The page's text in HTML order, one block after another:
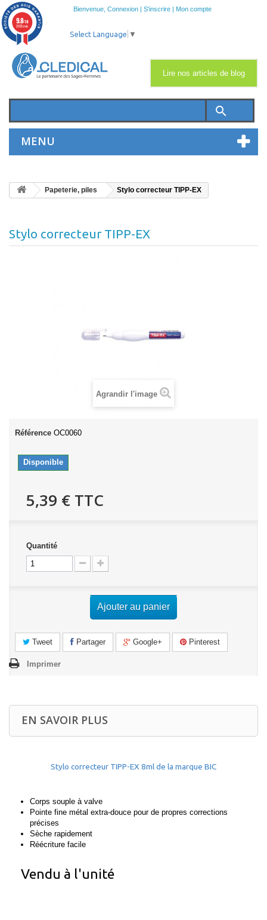
Bienvenue, Connexion | S'inscrire | Mon compte
search
MENU
Lire nos articles de blog
Select Language ▼
Papeterie, piles Stylo correcteur TIPP-EX
Stylo correcteur TIPP-EX
Agrandir l'image
Référence OC0060
Disponible
5,39 € TTC
Quantité
Ajouter au panier
Tweet Partager Google+ Pinterest
Imprimer
EN SAVOIR PLUS
Stylo correcteur TIPP-EX 8ml de la marque BIC
Corps souple à valve
Pointe fine métal extra-douce pour de propres corrections
précises
Sèche rapidement
Réécriture facile
Vendu à l'unité
9.8/10
2033 avis